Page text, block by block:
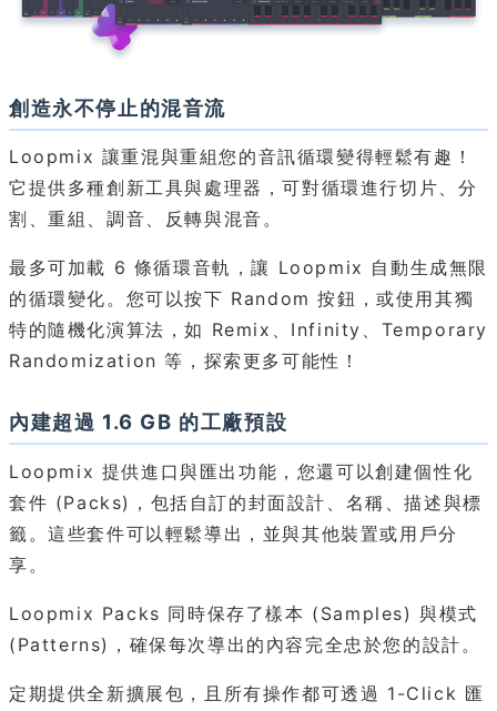
創造永不停止的混音流
Loopmix 讓重混與重組您的音訊循環變得輕鬆有趣！
它提供多種創新工具與處理器，可對循環進行切片、分
割、重組、調音、反轉與混音。
最多可加載 6 條循環音軌，讓 Loopmix 自動生成無限
的循環變化。您可以按下 Random 按鈕，或使用其獨
特的隨機化演算法，如 Remix、Infinity、Temporary
Randomization 等，探索更多可能性！
內建超過 1.6 GB 的工廠預設
Loopmix 提供進口與匯出功能，您還可以創建個性化
套件 (Packs)，包括自訂的封面設計、名稱、描述與標
籤。這些套件可以輕鬆導出，並與其他裝置或用戶分
享。
Loopmix Packs 同時保存了樣本 (Samples) 與模式
(Patterns)，確保每次導出的內容完全忠於您的設計。
定期提供全新擴展包，且所有操作都可透過 1-Click 匯